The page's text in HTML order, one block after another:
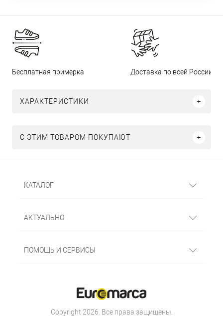
Бесплатная примерка Доставка по всей России
ХАРАКТЕРИСТИКИ
С ЭТИМ ТОВАРОМ ПОКУПАЮТ
КАТАЛОГ
АКТУАЛЬНО
ПОМОЩЬ И СЕРВИСЫ
Copyright 2026. Все права защищены.